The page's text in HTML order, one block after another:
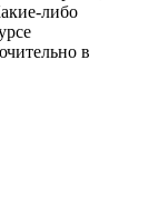
либо
в